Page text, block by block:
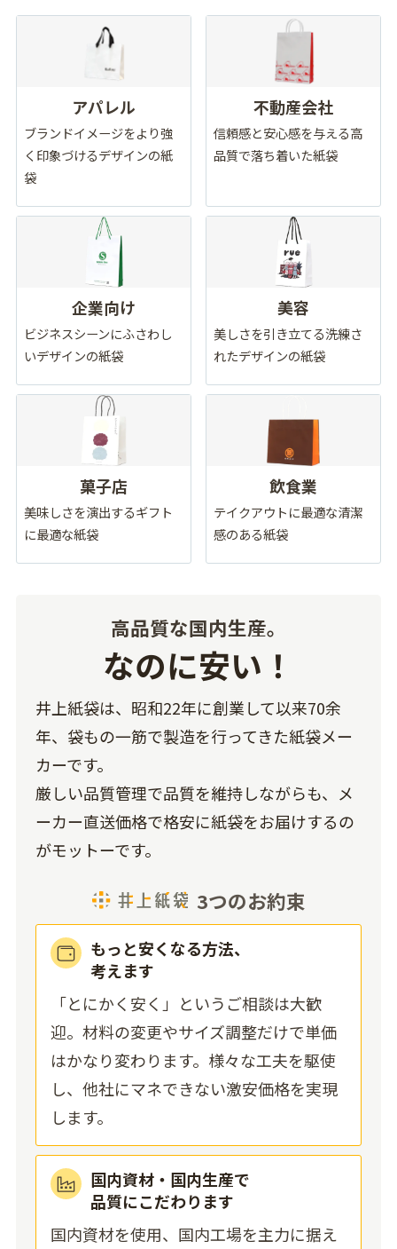
アパレル
ブランドイメージをより強
く印象づけるデザインの紙
袋
不動産会社
信頼感と安心感を与える高
品質で落ち着いた紙袋
企業向け
ビジネスシーンにふさわし
いデザインの紙袋
美容
美しさを引き立てる洗練さ
れたデザインの紙袋
菓子店
美味しさを演出するギフト
に最適な紙袋
飲食業
テイクアウトに最適な清潔
感のある紙袋
高品質な国内生産。
なのに安い！
井上紙袋は、昭和22年に創業して以来70余
年、袋もの一筋で製造を行ってきた紙袋メー
カーです。
厳しい品質管理で品質を維持しながらも、メ
ーカー直送価格で格安に紙袋をお届けするの
がモットーです。
3つのお約束
もっと安くなる方法、
考えます
「とにかく安く」というご相談は大歓
迎。材料の変更やサイズ調整だけで単価
はかなり変わります。様々な工夫を駆使
し、他社にマネできない激安価格を実現
します。
国内資材・国内生産で
品質にこだわります
国内資材を使用、国内工場を主力に据え